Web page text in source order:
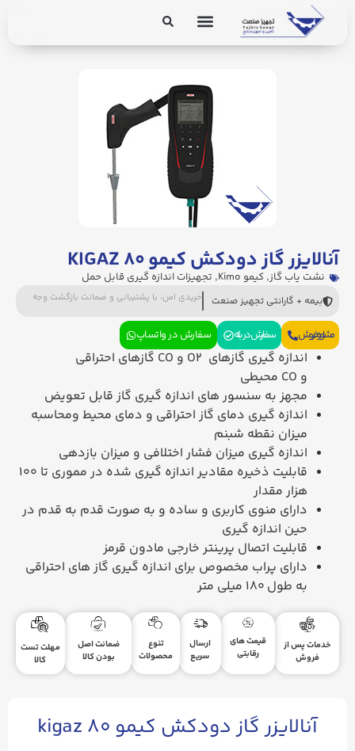
آنالایزر گاز دودکش کیمو KIGAZ ۸۰
نشت یاب گاز, کیمو Kimo , تجهیزات اندازه گیری قابل حمل
بیمه + گارانتی تجهیز صنعت خریدی امن، با پشتیبانی و ضمانت بازگشت وجه
مشاوره فروش سفارش در بله سفارش در واتساپ
اندازه گیری گازهای O2 و CO گازهای احتراقی
و CO محیطی
مجهز به سنسور های اندازه گیری گاز قابل تعویض
اندازه گیری دمای گاز احتراقی و دمای محیط ومحاسبه
میزان نقطه شبنم
اندازه گیری میزان فشار اختلافی و میزان بازدهی
قابلیت ذخیره مقادیر اندازه گیری شده در مموری تا 100
هزار مقدار
دارای منوی کاربری و ساده و به صورت قدم به قدم در
حین اندازه گیری
قابلیت اتصال پرینتر خارجی مادون قرمز
دارای پراب مخصوص برای اندازه گیری گاز های احتراقی
به طول 180 میلی متر
خدمات پس از
فروش
قیمت های
رقابتی
ارسال
سریع
تنوع
محصولات
ضمانت اصل
بودن کالا
مهلت تست
کالا
آنالایزر گاز دودکش کیمو kigaz ۸۰